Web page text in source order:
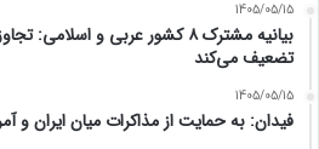
1405/05/15
بیانیه مشترک ۸ کشور عربی و
تضعیف می‌کند
1405/05/15
فیدان: به حمایت از مذاکرات میان ایران و